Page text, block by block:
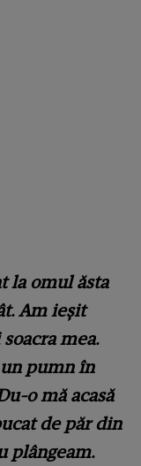
la omul ăsta
Am ieșit
mea.
pumn în
o mă acasă
de păr din
plângeam.